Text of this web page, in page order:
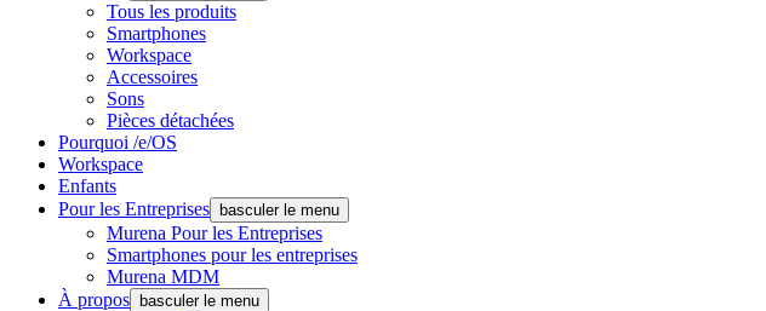
Tous les produits
Smartphones
Workspace
Accessoires
Sons
Pièces détachées
Pourquoi /e/OS
Workspace
Enfants
Pour les Entreprises
basculer le menu
Murena Pour les Entreprises
Smartphones pour les entreprises
Murena MDM
À propos
basculer le menu